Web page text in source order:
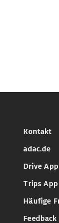
Kontakt
adac.de
Drive App
Trips App
Häufige
Feedback